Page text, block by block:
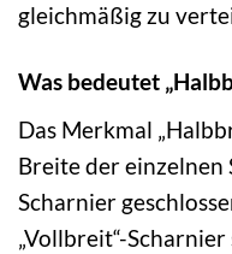
gleichmäßig zu
Was bedeutet
Das Merkmal
Breite der einzelnen
Scharnier
„Vollbreit“-